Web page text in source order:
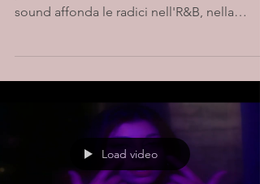
sound affonda le radici nell'R&B, nella
Load video